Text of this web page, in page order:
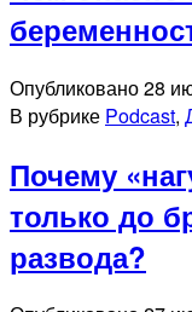
Опубликовано28
В рубрике Podcast,
Почему
только до
развода?